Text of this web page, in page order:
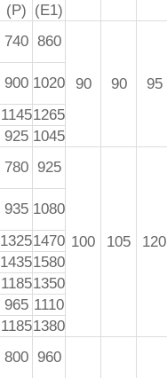
(P) (E1)
740 860
90 90 95
900 1020
11451265
925 1045
780 925
100 105 120
935 1080
13251470
14351580
11851350
965 1110
11851380
800 960